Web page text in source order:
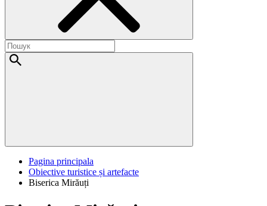
Pagina principala
Obiective turistice și artefacte
Biserica Mirăuți